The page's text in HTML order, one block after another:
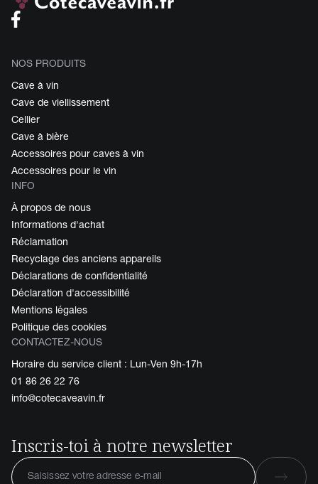
NOS PRODUITS
Cave à vin
Cave de viellissement
Cellier
Cave à bière
Accessoires pour caves à vin
Accessoires pour le vin
INFO
À propos de nous
Informations d'achat
Réclamation
Recyclage des anciens appareils
Déclarations de confidentialité
Déclaration d'accessibilité
Mentions légales
Politique des cookies
CONTACTEZ-NOUS
Horaire du service client : Lun-Ven 9h-17h
01 86 26 22 76
info@cotecaveavin.fr
Inscris-toi à notre newsletter